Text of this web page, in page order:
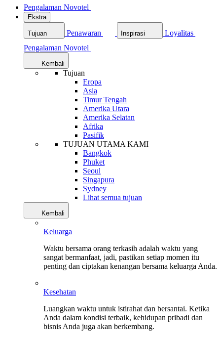
Pengalaman Novotel
Ekstra
Tujuan Penawaran Inspirasi
Loyalitas
Pengalaman Novotel
Kembali
Tujuan
Eropa
Asia
Timur Tengah
Amerika Utara
Amerika Selatan
Afrika
Pasifik
TUJUAN UTAMA KAMI
Bangkok
Phuket
Seoul
Singapura
Sydney
Lihat semua tujuan
Kembali
Keluarga
Waktu bersama orang terkasih adalah waktu yang
sangat bermanfaat, jadi, pastikan setiap momen itu
penting dan ciptakan kenangan bersama keluarga Anda.
Kesehatan
Luangkan waktu untuk istirahat dan bersantai. Ketika
Anda dalam kondisi terbaik, kehidupan pribadi dan
bisnis Anda juga akan berkembang.